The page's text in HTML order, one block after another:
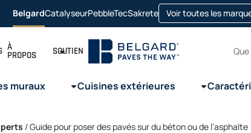
BelgardCatalyseur
opens
in
tab
PebbleTec
opens
in
new
Sakrete
opens
in
new
tab
Voir toutes les
À
PROPOS SOUTIEN
muraux Cuisines extérieures
/Guide pour poser des pavés sur du béton ou de l’asphalte